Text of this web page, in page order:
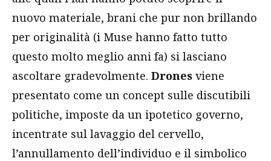
nuovo materiale, brani che pur non brillando
per originalità (i Muse hanno fatto tutto
questo molto meglio anni fa) si lasciano
ascoltare gradevolmente. Drones viene
presentato come un concept sulle discutibili
politiche, imposte da un ipotetico governo,
incentrate sul lavaggio del cervello,
l’annullamento dell’individuo e il simbolico